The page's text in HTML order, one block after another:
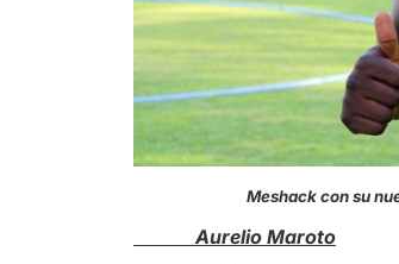
Meshack con
Aurelio Maroto